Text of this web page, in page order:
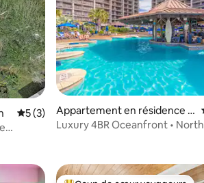
: 4,85 sur 5
Évaluation moyenne sur la base de 3
5 (3)
Appartement en résidence ⋅
Windy Hill Beach
Luxury 4BR Oceanfront •